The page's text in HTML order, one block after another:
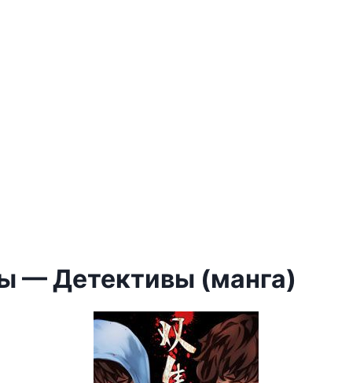
— Детективы (манга)